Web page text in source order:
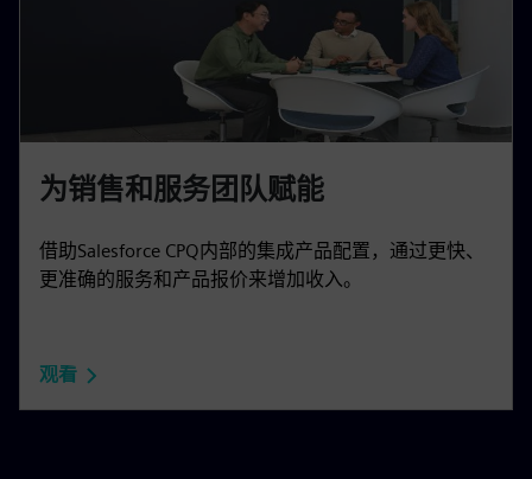
为销售和服务团队赋能
借助Salesforce CPQ内部的集成产品配置，通过更快、
更准确的服务和产品报价来增加收入。
观看